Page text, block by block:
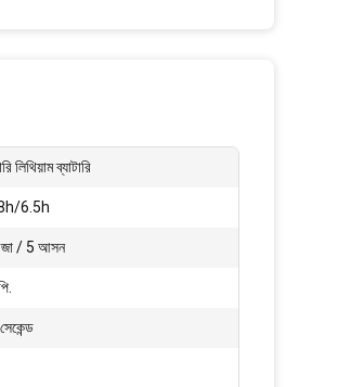
লিথিয়াম ব্যাটারি
6.5h
/ 5 আসন